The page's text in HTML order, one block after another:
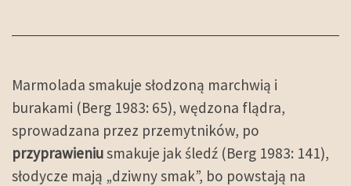
Marmolada smakuje słodzoną marchwią i
burakami (Berg 1983: 65), wędzona flądra,
sprowadzana przez przemytników, po
przyprawieniusmakuje jak śledź (Berg 1983: 141),
słodycze mają „dziwny smak”, bo powstają na